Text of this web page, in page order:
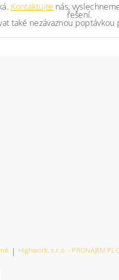
Kontaktujte nás,
řešení.
také nezávaznou
| Highwork, s.r.o. - PRONÁJEM